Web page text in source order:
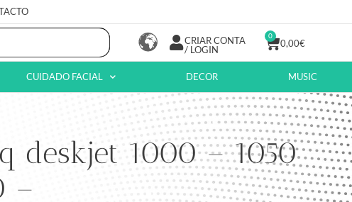
CRIAR CONTA
/ LOGIN
0,00€
0
CUIDADO FACIAL DECOR MUSIC
deskjet 1000 – 1050
–